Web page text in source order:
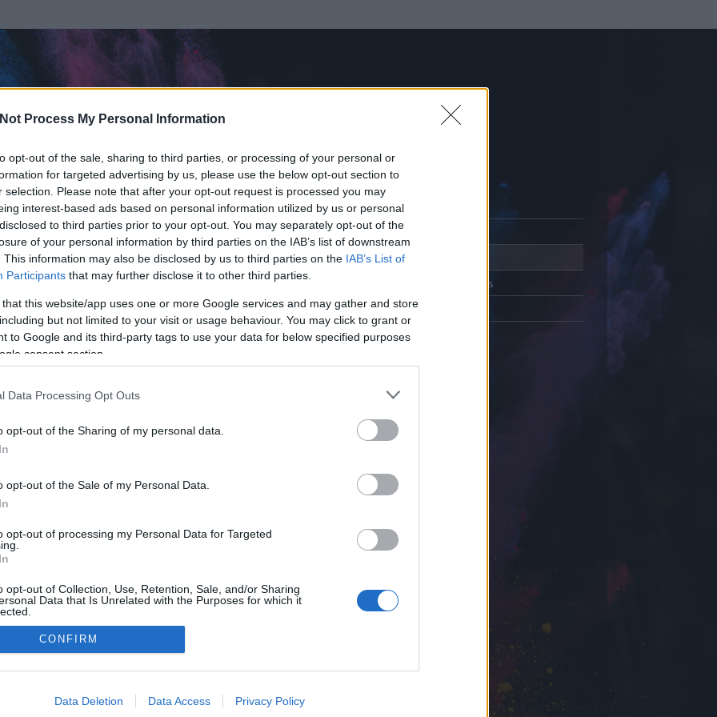
Process My Personal Information
opt-out of the sale, sharing to third parties, or processing of your personal or
for targeted advertising by us, please use the below opt-out section to
selection. Please note that after your opt-out request is processed you may
interest-based ads based on personal information utilized by us or personal
to third parties prior to your opt-out. You may separately opt-out of the
of your personal information by third parties on the IAB’s list of downstream
This information may also be disclosed by us to third parties on the IAB’s List of
Participants that may further disclose it to other third parties.
that this website/app uses one or more Google services and may gather and store
but not limited to your visit or usage behaviour. You may click to grant or
to Google and its third-party tags to use your data for below specified purposes
consent section.
Data Processing Opt Outs
opt-out of the Sharing of my personal data.
opt-out of the Sale of my Personal Data.
opt-out of processing my Personal Data for Targeted
opt-out of Collection, Use, Retention, Sale, and/or Sharing
Data that Is Unrelated with the Purposes for which it
allow Google to enable storage related to advertising like cookies on
CONFIRM
Data Deletion Data Access Privacy Policy
óta tag.
Tag Vendég
Az MR1 Arcvonások című műsorában volt hallható interjúm
az orvosi diplomáján, de már világutazóként tart előadást
arról, hogyan használható a világháló…..
11:35:12
írok.Kezdő netező és bőrbeteg hölgy vagyok.Szeretnék gratulálni
amikről a riportból értesültem.Persze én is kapaszkodnék
többet megtudjak a betegségemről és végül gyógyulhassak.Hova
leletet,adatot.köszönöm.
: Köszönöm a válaszod,megpróbálom.
Üzenetküldés